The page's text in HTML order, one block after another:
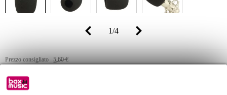
1/4
Prezzo consigliato 5,60 €